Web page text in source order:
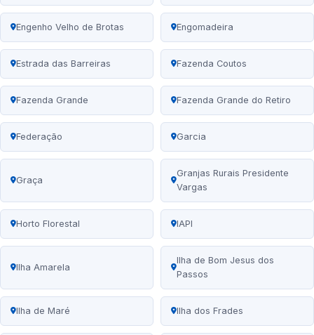
Engenho Velho de Brotas Engomadeira
Estrada das Barreiras Fazenda Coutos
Fazenda Grande Fazenda Grande do Retiro
Federação Garcia
Graça
Granjas Rurais Presidente
Vargas
Horto Florestal IAPI
Ilha Amarela
Ilha de Bom Jesus dos
Passos
Ilha de Maré Ilha dos Frades